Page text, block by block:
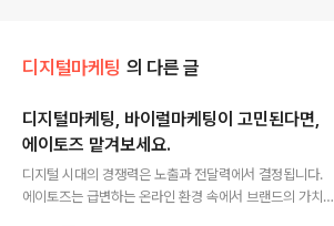
디지털마케팅 의 다른 글
디지털마케팅, 바이럴마케팅이 고민된다면,
에이토즈 맡겨보세요.
디지털 시대의 경쟁력은 노출과 전달력에서 결정됩니다.
에이토즈는 급변하는 온라인 환경 속에서 브랜드의 가치를